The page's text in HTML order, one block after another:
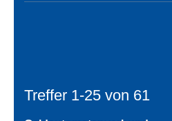
Treffer 1-25 von 61